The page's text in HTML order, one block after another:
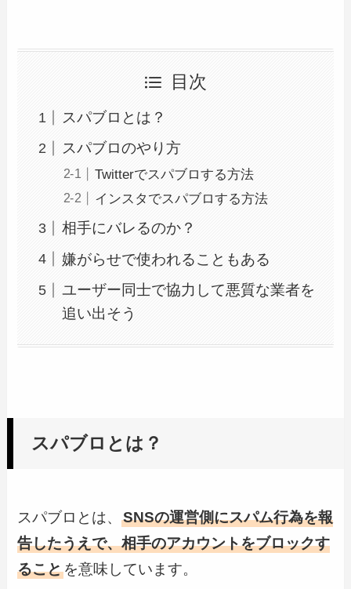
目次
スパブロとは？
スパブロのやり方
Twitterでスパブロする方法
インスタでスパブロする方法
相手にバレるのか？
嫌がらせで使われることもある
ユーザー同士で協力して悪質な業者を
追い出そう
スパブロとは？
スパブロとは、SNSの運営側にスパム行為を報
告したうえで、相手のアカウントをブロックす
ることを意味しています。